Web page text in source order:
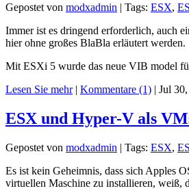
Gepostet von modxadmin | Tags: ESX,
Immer ist es dringend erforderlich, auch
hier ohne großes BlaBla erläutert werden.
Mit ESXi 5 wurde das neue VIB model
Lesen Sie mehr| Kommentare (1) | Jul
ESX und Hyper-V als
Gepostet von modxadmin | Tags: ESX,
Es ist kein Geheimnis, dass sich Apples
virtuellen Maschine zu installieren, weiß,